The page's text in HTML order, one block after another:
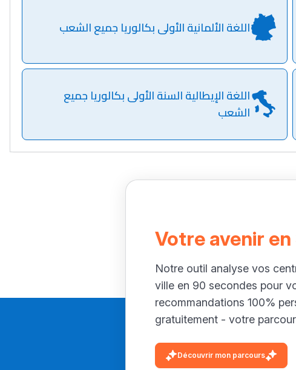
اللغة الألمانية الأولى بكالوريا جميع الشعب
اللغة الإيطالية السنة الأولى بكالوريا جميع
الشعب
Votre avenir
Notre outil analyse vos
ville en 90 secondes pour
recommandations 100%
gratuitement - votre
Découvrir mon parcours